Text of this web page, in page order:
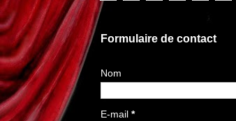
Formulaire de contact
Nom
E-mail *